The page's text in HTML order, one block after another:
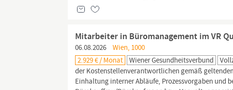
Mitarbeiter in Büromanagement im VR
06.08.2026
Wien, 1000
2.929 € / Monat
Wiener Gesundheitsverbund
der Kostenstellenverantwortlichen gemäß
Einhaltung interner Abläufe, Prozessvorgaben und